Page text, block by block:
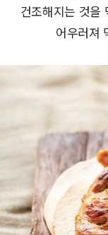
건조해지는 것을
어우러져